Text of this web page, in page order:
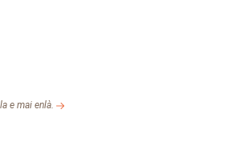
e mai enlà.